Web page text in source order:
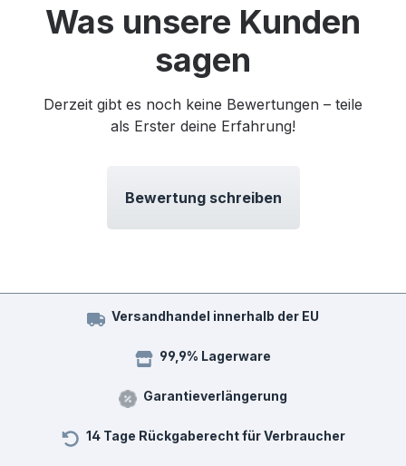
Was unsere Kunden
sagen
Derzeit gibt es noch keine Bewertungen – teile
als Erster deine Erfahrung!
Bewertung schreiben
Versandhandel innerhalb der EU
99,9% Lagerware
Garantieverlängerung
14 Tage Rückgaberecht für Verbraucher